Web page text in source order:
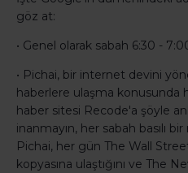
göz at:
• Genel olarak sabah 6:30 -
• Pichai, bir internet devini
haberlere ulaşma konusunda
haber sitesi Recode'a şöyle
inanmayın, her sabah basılı
Pichai, her gün The Wall Street
kopyasına ulaştığını ve The